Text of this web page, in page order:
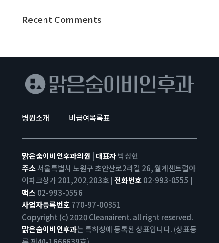
Recent Comments
병원소개 비급여목록표
맑은숨이비인후과의원 대표자박상헌
주소서울특별시 노원구 초안산로2라길 26, 월계센트럴아
이파크상가 201,202,203호 | 전화번호02-993-0555 |
팩스 02-993-0556
사업자등록번호770-97-00851
Copyright (c) 2020 Cleanairent. all right reserved.
맑은숨이비인후과는 특허청에 등록된 상표입니다. (상표등